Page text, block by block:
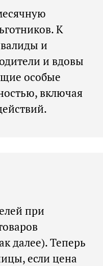
К
и
и вдовы
особые
включая
при
далее). Теперь
если цена